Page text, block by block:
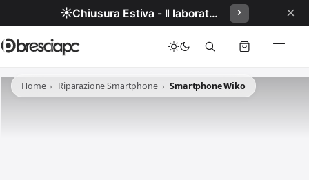
☀️ Chiusura Estiva - Il laboratorio resterà chiuso per ferie dal 29/06/2026 al 05/07/2026 compresi. ×
Home Riparazione Smartphone Smartphone Wiko